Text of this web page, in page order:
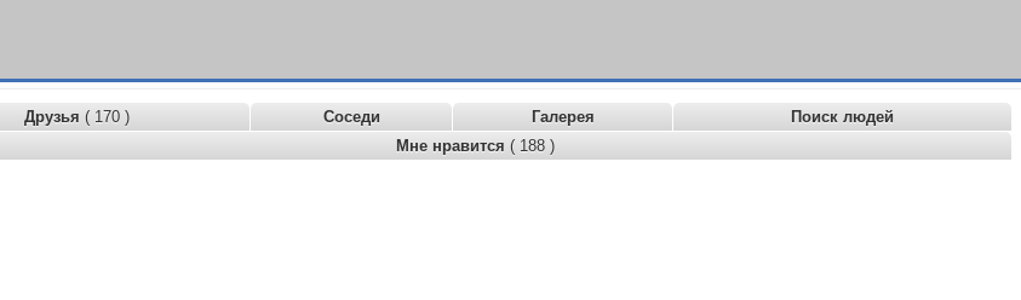
Друзья ( 170 ) Соседи Галерея
Поиск людей
Мне нравится ( 188 )